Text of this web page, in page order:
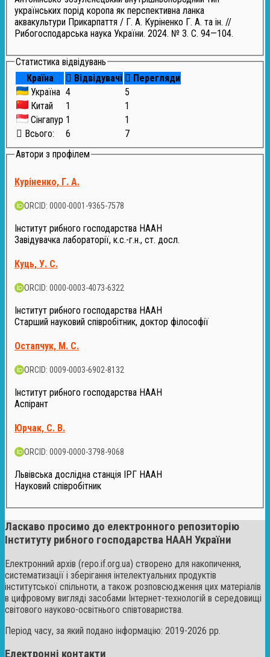
українських порід коропа як перспективна ланка
аквакультури Прикарпаття / Г. А. Куріненко Г. А. та ін. //
Рибогосподарська наука України. 2024. № 3. С. 94—104.
Статистика відвідувань
Країна
Відвідувачі
Перегляди
Україна 4
5
Китай
1
1
Сінгапур 1
1
Всього:
6
7
Автори з профілем
Куріненко, Г. А.
ORCID: 0000-0001-9365-7578
Інститут рибного господарства НААН
Завідувачка лабораторії, к.с.-г.н., ст. досл.
Куць, У. С.
ORCID: 0000-0003-4073-6322
Інститут рибного господарства НААН
Старший науковий співробітник, доктор філософії
Остапчук, М. С.
ORCID: 0009-0003-6902-8132
Інститут рибного господарства НААН
Аспірант
Юрчак, С. В.
ORCID: 0009-0000-3798-9068
Львівська дослідна станція ІРГ НААН
Науковий співробітник
Ласкаво просимо до електронного репозиторію
Інституту рибного господарства НААН України
Електронний архів (repo.if.org.ua) створено для накопичення,
систематизації і зберігання інтелектуальних продуктів
інститутської спільноти, а також розповсюдження цих матеріалів
в цифровому вигляді засобами Інтернет-технологій в середовищі
світового науково-освітнього співтовариства.
Період часу, за який подано інформацію: 2019-2026 рр.
Електронні контакти